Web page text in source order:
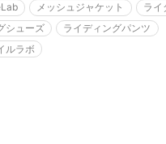
メッシュジャケット
ライ
シューズ
ライディングパンツ
ルラボ